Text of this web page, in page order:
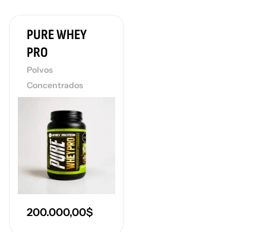
PURE WHEY
PRO
Polvos
Concentrados
200.000,00$